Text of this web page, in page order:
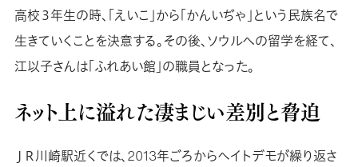
高校３年生の時、「えいこ」から「かんいぢゃ」という民族名で
生きていくことを決意する。その後、ソウルへの留学を経て、
江以子さんは「ふれあい館」の職員となった。
ネット上に溢れた凄まじい差別と脅迫
ＪＲ川崎駅近くでは、2013年ごろからヘイトデモが繰り返さ